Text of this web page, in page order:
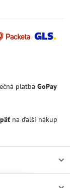
platba GoPay
na ďalší nákup